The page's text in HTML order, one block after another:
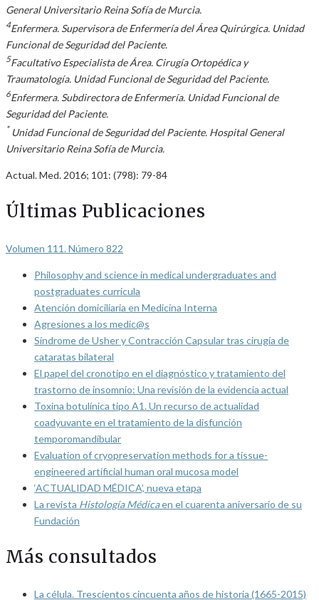
General Universitario Reina Sofía de Murcia.
4Enfermera. Supervisora de Enfermería del Área Quirúrgica. Unidad
Funcional de Seguridad del Paciente.
5Facultativo Especialista de Área. Cirugía Ortopédica y
Traumatología. Unidad Funcional de Seguridad del Paciente.
6Enfermera. Subdirectora de Enfermería. Unidad Funcional de
Seguridad del Paciente.
* Unidad Funcional de Seguridad del Paciente. Hospital General
Universitario Reina Sofía de Murcia.
Actual. Med. 2016; 101: (798): 79-84
Últimas Publicaciones
Volumen 111. Número 822
Philosophy and science in medical undergraduates and
postgraduates curricula
Atención domiciliaria en Medicina Interna
Agresiones a los medic@s
Síndrome de Usher y Contracción Capsular tras cirugía de
cataratas bilateral
El papel del cronotipo en el diagnóstico y tratamiento del
trastorno de insomnio: Una revisión de la evidencia actual
Toxina botulínica tipo A1. Un recurso de actualidad
coadyuvante en el tratamiento de la disfunción
temporomandibular
Evaluation of cryopreservation methods for a tissue-
engineered artificial human oral mucosa model
‘ACTUALIDAD MÉDICA’, nueva etapa
La revista Histología Médicaen el cuarenta aniversario de su
Fundación
Más consultados
La célula. Trescientos cincuenta años de historia (1665-2015)